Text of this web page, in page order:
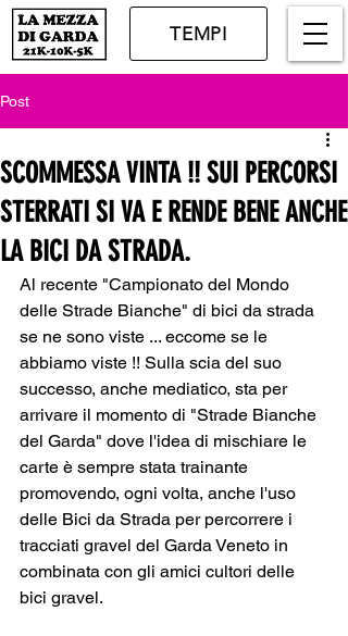
TEMPI
Post
SCOMMESSA VINTA !! SUI PERCORSI
STERRATI SI VA E RENDE BENE ANCHE
LA BICI DA STRADA.
Al recente "Campionato del Mondo
delle Strade Bianche" di bici da strada
se ne sono viste ... eccome se le
abbiamo viste !! Sulla scia del suo
successo, anche mediatico, sta per
arrivare il momento di "Strade Bianche
del Garda" dove l'idea di mischiare le
carte è sempre stata trainante
promovendo, ogni volta, anche l'uso
delle Bici da Strada per percorrere i
tracciati gravel del Garda Veneto in
combinata con gli amici cultori delle
bici gravel.